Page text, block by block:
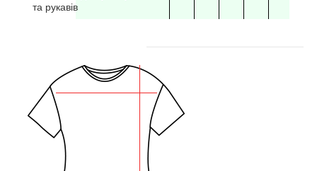
та рукавів